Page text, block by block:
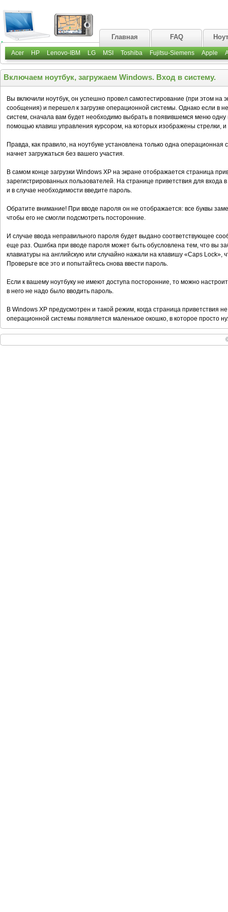
Главная FAQ
Acer HP Lenovo-IBM LG MSI Toshiba Fujitsu-Siemens Apple
Включаем ноутбук, загружаем Windows. Вход в систему.
Вы включили ноутбук, он успешно провел самотестирование (при этом на
сообщения) и перешел к загрузке операционной системы. Однако если в
систем, сначала вам будет необходимо выбрать в появившемся меню одну
помощью клавиш управления курсором, на которых изображены стрелки,
Правда, как правило, на ноутбуке установлена только одна
начнет загружаться без вашего участия.
В самом конце загрузки Windows ХР на экране отображается страница
зарегистрированных пользователей. На странице приветствия для
и в случае необходимости введите пароль.
Обратите внимание! При вводе пароля он не отображается: все буквы
чтобы его не смогли подсмотреть посторонние.
И случае ввода неправильного пароля будет выдано соответствующее
еще раз. Ошибка при вводе пароля может быть обусловлена тем, что вы
клавиатуры на английскую или случайно нажали на клавишу «Сарs Lock»,
Проверьте все это и попытайтесь снова ввести пароль.
Если к вашему ноутбуку не имеют доступа посторонние, то можно
в него не надо было вводить пароль.
В Windows XP предусмотрен и такой режим, когда страница приветствия
операционной системы появляется маленькое окошко, в которое просто